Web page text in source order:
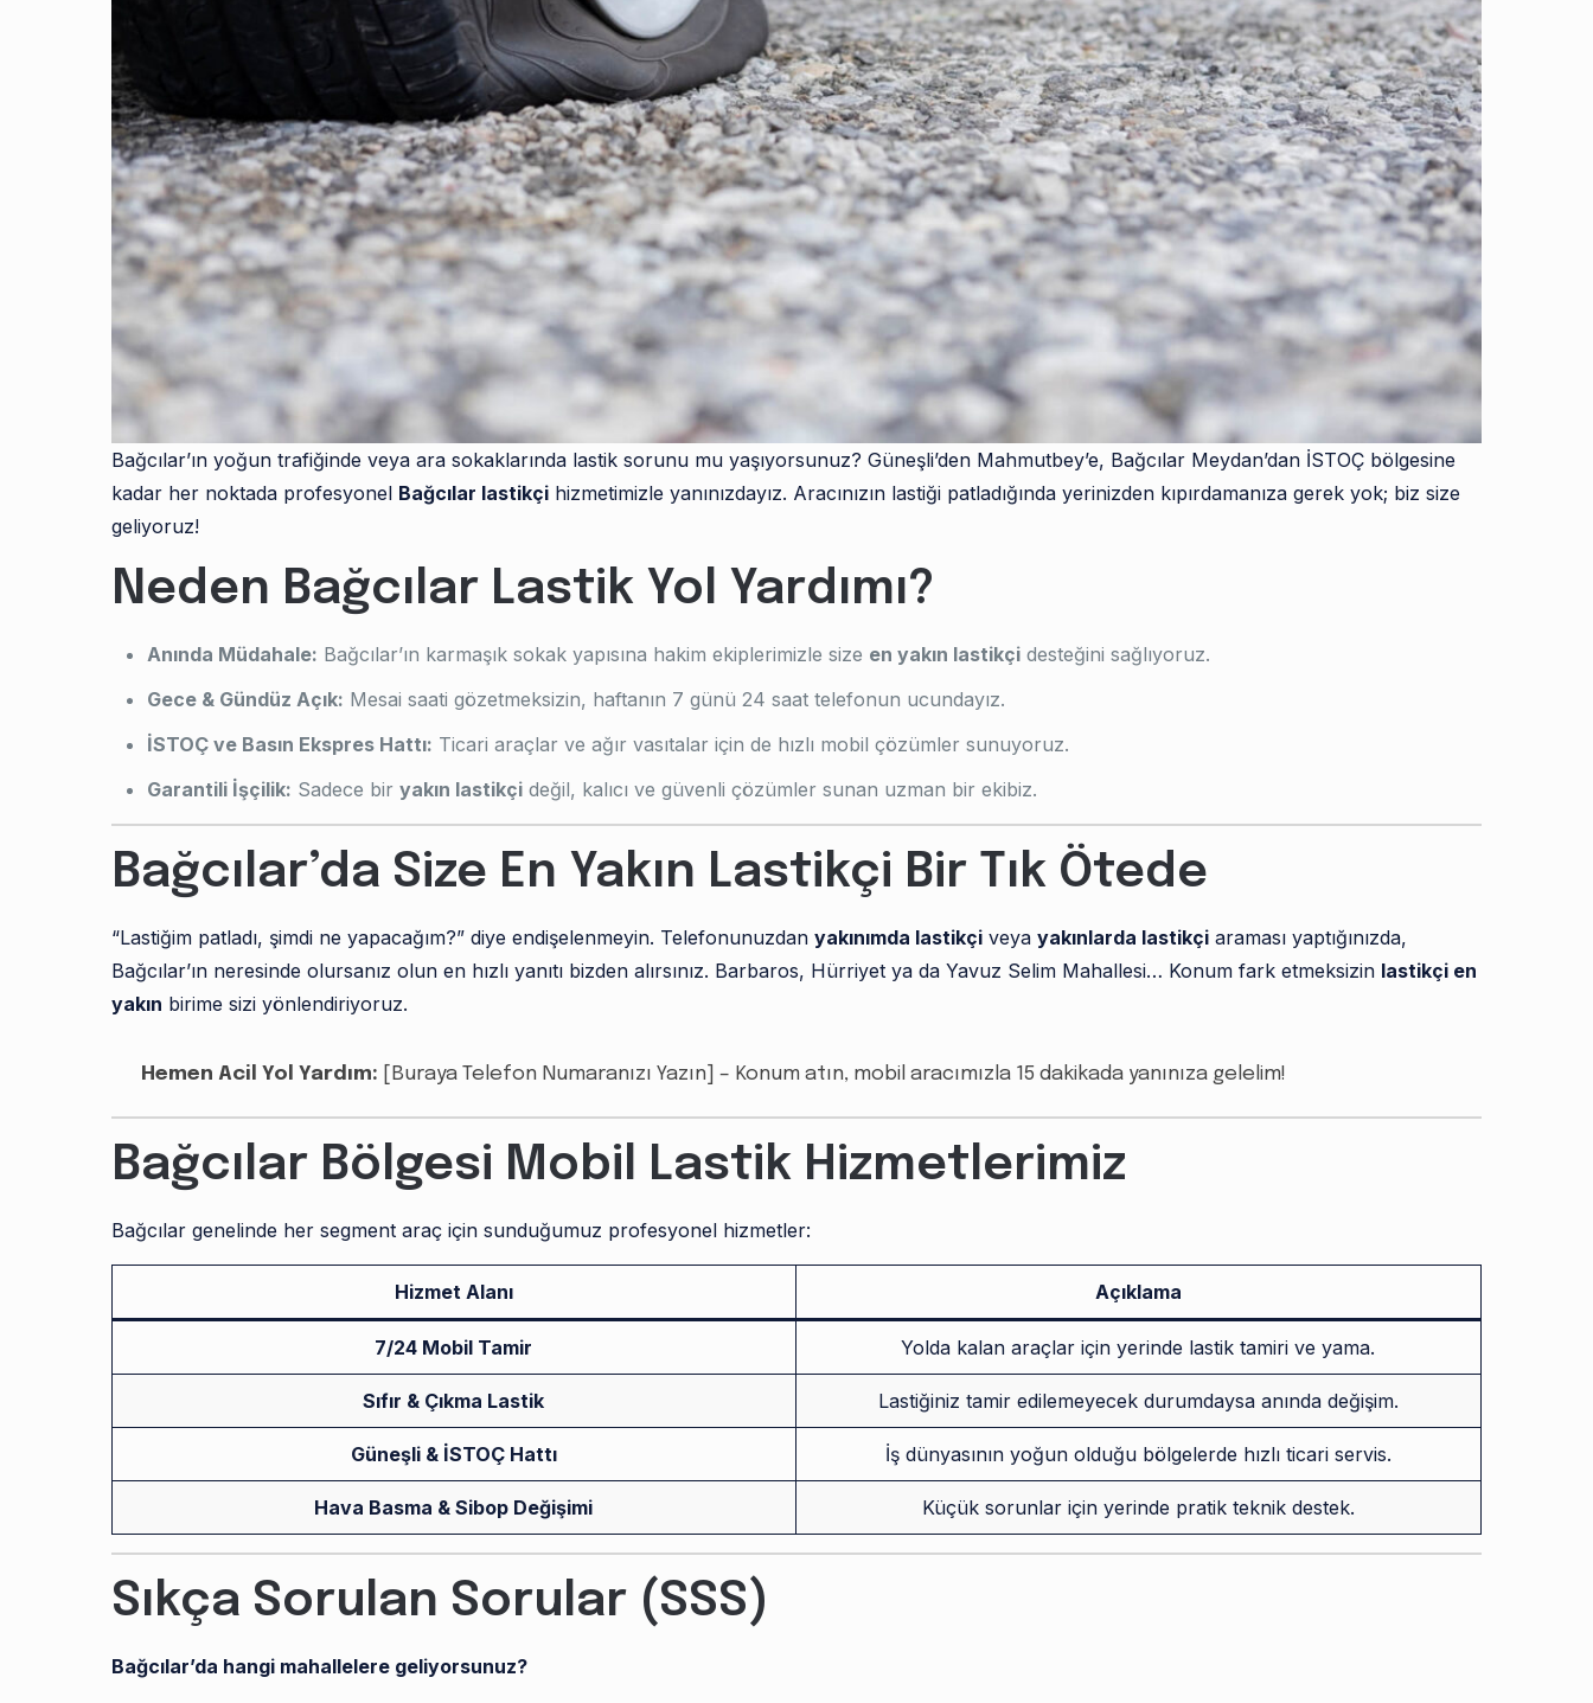
Bağcılar’ın yoğun trafiğinde veya ara sokaklarında lastik sorunu mu yaşıyorsunuz? Güneşli’den Mahmutbey’e, Bağcılar Meydan’dan İSTOÇ bölgesine
kadar her noktada profesyonel Bağcılar lastikçihizmetimizle yanınızdayız. Aracınızın lastiği patladığında yerinizden kıpırdamanıza gerek yok; biz size
geliyoruz!
Neden Bağcılar Lastik Yol Yardımı?
Anında Müdahale: Bağcılar’ın karmaşık sokak yapısına hakim ekiplerimizle size en yakın lastikçidesteğini sağlıyoruz.
Gece & Gündüz Açık: Mesai saati gözetmeksizin, haftanın 7 günü 24 saat telefonun ucundayız.
İSTOÇ ve Basın Ekspres Hattı: Ticari araçlar ve ağır vasıtalar için de hızlı mobil çözümler sunuyoruz.
Garantili İşçilik: Sadece bir yakın lastikçideğil, kalıcı ve güvenli çözümler sunan uzman bir ekibiz.
Bağcılar’da Size En Yakın Lastikçi Bir Tık Ötede
“Lastiğim patladı, şimdi ne yapacağım?” diye endişelenmeyin. Telefonunuzdan yakınımda lastikçiveya yakınlarda lastikçiaraması yaptığınızda,
Bağcılar’ın neresinde olursanız olun en hızlı yanıtı bizden alırsınız. Barbaros, Hürriyet ya da Yavuz Selim Mahallesi… Konum fark etmeksizin lastikçi en
yakın birime sizi yönlendiriyoruz.
Hemen Acil Yol Yardım: [Buraya Telefon Numaranızı Yazın] – Konum atın, mobil aracımızla 15 dakikada yanınıza gelelim!
Bağcılar Bölgesi Mobil Lastik Hizmetlerimiz
Bağcılar genelinde her segment araç için sunduğumuz profesyonel hizmetler:
Hizmet Alanı Açıklama
7/24 Mobil Tamir Yolda kalan araçlar için yerinde lastik tamiri ve yama.
Sıfır & Çıkma Lastik Lastiğiniz tamir edilemeyecek durumdaysa anında değişim.
Güneşli & İSTOÇ Hattı İş dünyasının yoğun olduğu bölgelerde hızlı ticari servis.
Hava Basma & Sibop Değişimi Küçük sorunlar için yerinde pratik teknik destek.
Sıkça Sorulan Sorular (SSS)
Bağcılar’da hangi mahallelere geliyorsunuz?